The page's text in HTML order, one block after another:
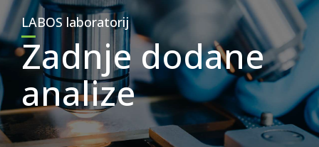
LABOS laboratorij
Zadnje dodane
analize